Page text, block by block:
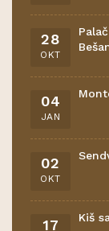
28
OKT
04
JAN
02
OKT
17 Kiš